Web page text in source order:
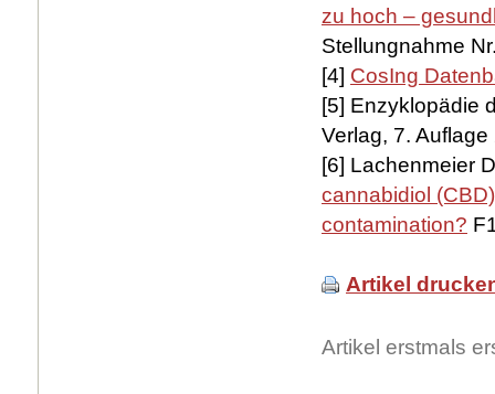
zu hoch –
Stellungnahme
[4] CosIng
[5] Enzyklopädie
Verlag, 7. Auflage
[6] Lachenmeier
cannabidiol
contamination?
Artikel
Artikel erstmals